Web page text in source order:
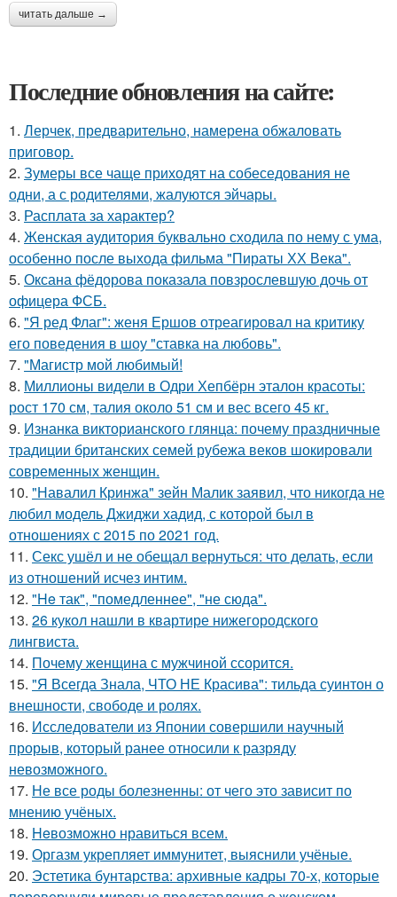
читать дальше →
Последние обновления на сайте:
1. Лерчек, предварительно, намерена обжаловать
приговор.
2. Зумеры все чаще приходят на собеседования не
одни, а с родителями, жалуются эйчары.
3. Расплата за характер?
4. Женская аудитория буквально сходила по нему с ума,
особенно после выхода фильма "Пираты ХХ Века".
5. Оксана фёдорова показала повзрослевшую дочь от
офицера ФСБ.
6. "Я ред Флаг": женя Ершов отреагировал на критику
его поведения в шоу "ставка на любовь".
7. "Магистр мой любимый!
8. Миллионы видели в Одри Хепбёрн эталон красоты:
рост 170 см, талия около 51 см и вес всего 45 кг.
9. Изнанка викторианского глянца: почему праздничные
традиции британских семей рубежа веков шокировали
современных женщин.
10. "Навалил Кринжа" зейн Малик заявил, что никогда не
любил модель Джиджи хадид, с которой был в
отношениях с 2015 по 2021 год.
11. Секс ушёл и не обещал вернуться: что делать, если
из отношений исчез интим.
12. "He так", "помедленнее", "не сюда".
13. 26 кукол нашли в квартире нижегородского
лингвиста.
14. Почему женщина с мужчиной ссорится.
15. "Я Всегда Знала, ЧТО НЕ Красива": тильда суинтон о
внешности, свободе и ролях.
16. Исследователи из Японии совершили научный
прорыв, который ранее относили к разряду
невозможного.
17. Не все роды болезненны: от чего это зависит по
мнению учёных.
18. Heвозможно нравиться всем.
19. Оргазм укрепляет иммунитет, выяснили учёные.
20. Эстетика бунтарства: архивные кадры 70-х, которые